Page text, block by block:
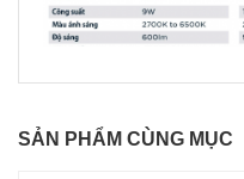
SẢN PHẨM CÙNG MỤC